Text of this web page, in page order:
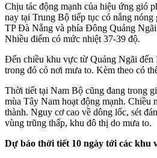
Chịu tác động mạnh của hiệu ứng gió
nay tại Trung Bộ tiếp tục có nắng
TP Đà Nẵng và phía Đông Quảng
Nhiều điểm có mức nhiệt 37-39 độ.
Đến chiều khu vực từ Quảng Ngãi
trong đó có nơi mưa to. Kèm theo có
Thời tiết tại Nam Bộ cũng đang trong
mùa Tây Nam hoạt động mạnh. Chiều
thành. Nguy cơ cao về dông lốc, sét
vùng trũng thấp, khu đô thị do mưa to.
Dự báo thời tiết 10 ngày tới các khu